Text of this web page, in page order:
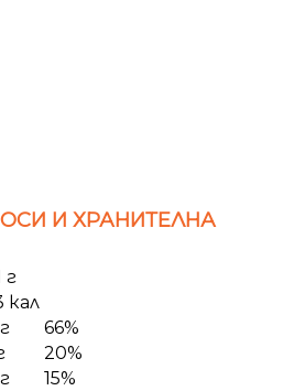
И ХРАНИТЕЛНА
г
кал
66%
20%
15%